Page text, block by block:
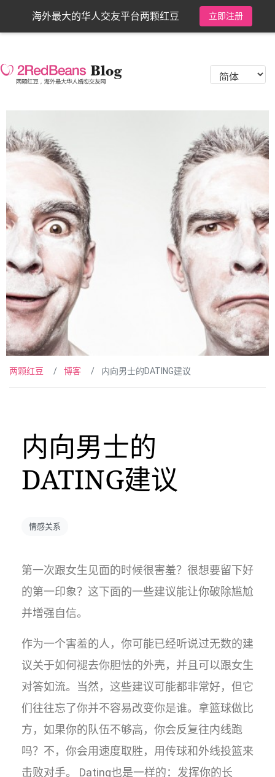
海外最大的华人交友平台两颗红豆 立即注册
两颗红豆 博客 内向男士的DATING建议
内向男士的
DATING建议
情感关系
第一次跟女生见面的时候很害羞？很想要留下好
的第一印象？这下面的一些建议能让你破除尴尬
并增强自信。
作为一个害羞的人，你可能已经听说过无数的建
议关于如何褪去你胆怯的外壳，并且可以跟女生
对答如流。当然，这些建议可能都非常好，但它
们往往忘了你并不容易改变你是谁。拿篮球做比
方，如果你的队伍不够高，你会反复往内线跑
吗？不，你会用速度取胜，用传球和外线投篮来
击败对手。 Dating也是一样的：发挥你的长